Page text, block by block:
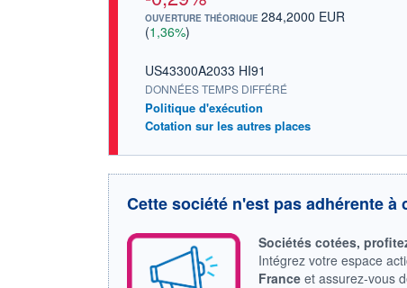
OUVERTURE THÉORIQUE 284,2000 EUR
(1,36%)
US43300A2033 HI91
DONNÉES TEMPS DIFFÉRÉ
Politique d'exécution
Cotation sur les autres places
Cette société n'est pas adhérente à
Sociétés cotées,
Intégrez votre espace
France et assurez-vous